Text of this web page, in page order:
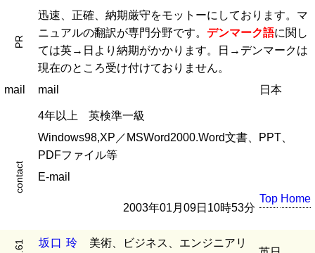
PR
迅速、正確、納期厳守をモットーにしております。マ
ニュアルの翻訳が専門分野です。 デンマーク語に関し
ては英→日より納期がかかります。日→デンマークは
現在のところ受け付けておりません。
mail
mail 日本
4年以上
英検準一級
Windows98,XP／MSWord2000.Word文書、PPT、
PDFファイル等
contact E-mail
2003年01月09日10時53分
Top Home
坂 口 玲
美術、ビジネス、エンジニアリ